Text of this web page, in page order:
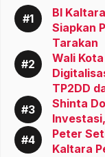
BI
Siapkan
Tarakan
Wali
TP2DD
Shinta
Peter
Kaltara